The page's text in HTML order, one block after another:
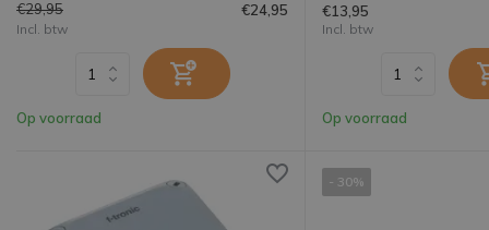
€29,95 €24,95
Incl. btw
Op voorraad
€13,95
Incl. btw
Op voorraad
- 30%